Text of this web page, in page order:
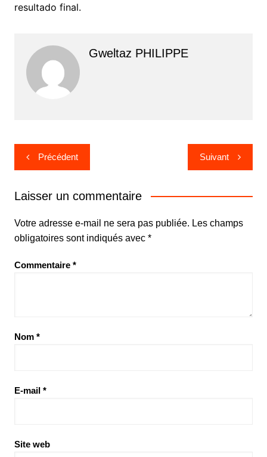
resultado final.
Gweltaz PHILIPPE
Navigation
de
l’article
Précédent Suivant
Laisser un commentaire
Votre adresse e-mail ne sera pas publiée. Les champs
obligatoires sont indiqués avec *
Commentaire *
Nom *
E-mail *
Site web